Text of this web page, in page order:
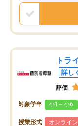
戻せ、授業内容や
と思います。
トラ
詳し
評価
対象学年 小1～小6
授業形式 オンライ